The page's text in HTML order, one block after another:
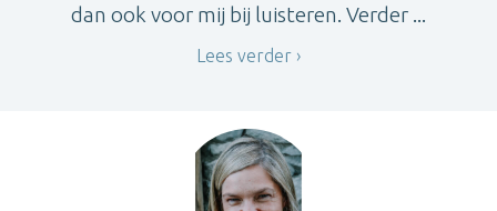
dan ook voor mij bij luisteren. Verder ...
Lees verder